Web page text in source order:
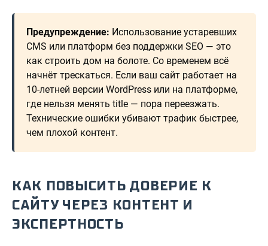
Предупреждение: Использование устаревших
CMS или платформ без поддержки SEO — это
как строить дом на болоте. Со временем всё
начнёт трескаться. Если ваш сайт работает на
10-летней версии WordPress или на платформе,
где нельзя менять title — пора переезжать.
Технические ошибки убивают трафик быстрее,
чем плохой контент.
КАК ПОВЫСИТЬ ДОВЕРИЕ К
САЙТУ ЧЕРЕЗ КОНТЕНТ И
ЭКСПЕРТНОСТЬ